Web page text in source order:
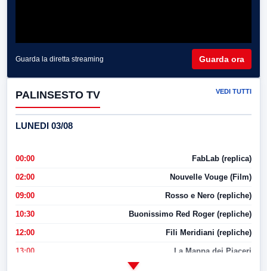
Guarda la diretta streaming Guarda ora
PALINSESTO TV VEDI TUTTI
LUNEDI 03/08
00:00 FabLab (replica)
02:00 Nouvelle Vouge (Film)
09:00 Rosso e Nero (repliche)
10:30 Buonissimo Red Roger (repliche)
12:00 Fili Meridiani (repliche)
13:00 La Mappa dei Piaceri